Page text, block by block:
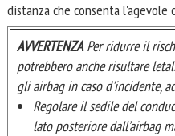
distanza che consenta
AVVERTENZAPer ridurre il
potrebbero anche risultare
gli airbag in caso d'incidente,
Regolare il sedile del
lato posteriore dall’airbag